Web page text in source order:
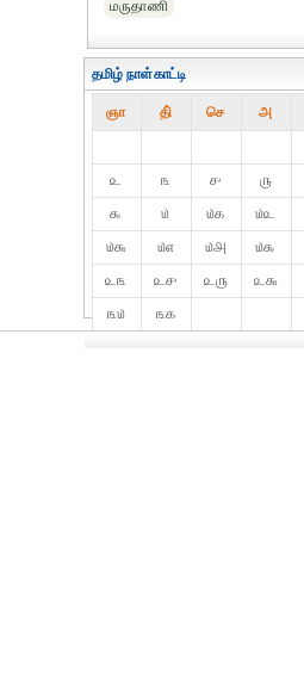
மருதாணி
தமிழ் நாள்காட்டி
ஞா தி் செ அ
௨
௩ ௪ ௫
௯
௰ ௰௧ ௰௨
௰௬
௰௭ ௰௮ ௰௯
௨௩
௨௪ ௨௫ ௨௬
௩௰
௩௧